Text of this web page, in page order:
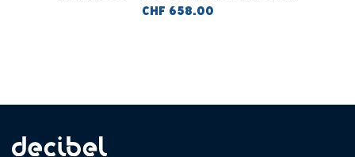
constante 90°x70°, 17 Kg, noir
CHF 658.00